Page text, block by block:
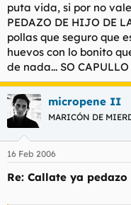
puta vida, si por no
PEDAZO DE HIJO DE
pollas que seguro que
huevos con lo bonito
de nada... SO CAPULLO
micropene II
MARICÓN DE
16 Feb 2006
Re: Callate ya